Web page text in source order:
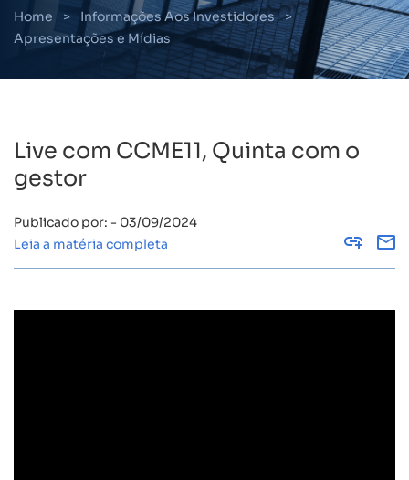
Home > Informações Aos Investidores >
Apresentações e Mídias
Live com CCME11, Quinta com o
gestor
Publicado por: - 03/09/2024
Leia a matéria completa
Copy